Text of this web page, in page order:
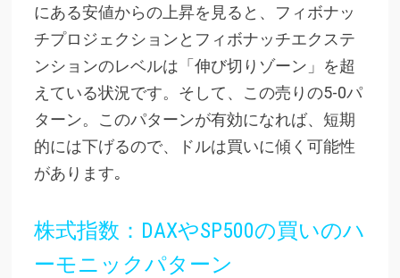
にある安値からの上昇を見ると、フィボナッ
チプロジェクションとフィボナッチエクステ
ンションのレベルは「伸び切りゾーン」を超
えている状況です。そして、この売りの5-0パ
ターン。このパターンが有効になれば、短期
的には下げるので、ドルは買いに傾く可能性
があります｡
株式指数：DAXやSP500の買いのハ
ーモニックパターン